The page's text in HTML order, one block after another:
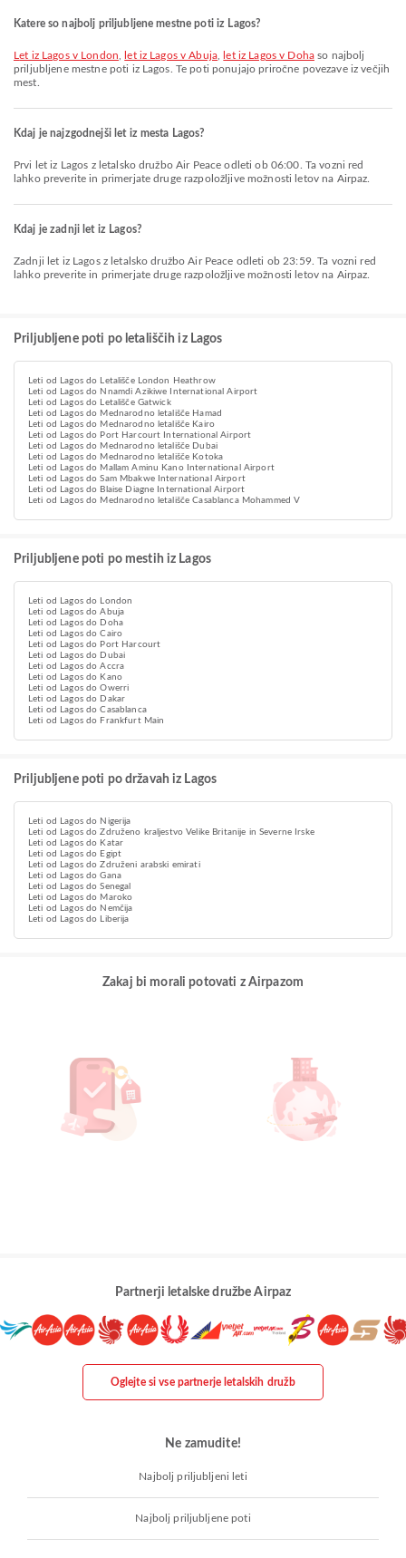
Katere so najbolj priljubljene mestne poti iz Lagos?
let iz Lagos v London let iz Lagos v Abuja let iz Lagos v Doha so najbolj
priljubljene mestne poti iz Lagos. Te poti ponujajo priročne povezave iz večjih
mest.
Kdaj je najzgodnejši let iz mesta Lagos?
Prvi let iz Lagos z letalsko družbo Air Peace odleti ob 06:00. Ta vozni red
lahko preverite in primerjate druge razpoložljive možnosti letov na Airpaz.
Kdaj je zadnji let iz Lagos?
Zadnji let iz Lagos z letalsko družbo Air Peace odleti ob 23:59. Ta vozni red
lahko preverite in primerjate druge razpoložljive možnosti letov na Airpaz.
Priljubljene poti po letališčih iz Lagos
Leti od Lagos do Letališče London Heathrow
Leti od Lagos do Nnamdi Azikiwe International Airport
Leti od Lagos do Letališče Gatwick
Leti od Lagos do Mednarodno letališče Hamad
Leti od Lagos do Mednarodno letališče Kairo
Leti od Lagos do Port Harcourt International Airport
Leti od Lagos do Mednarodno letališče Dubai
Leti od Lagos do Mednarodno letališče Kotoka
Leti od Lagos do Mallam Aminu Kano International Airport
Leti od Lagos do Sam Mbakwe International Airport
Leti od Lagos do Blaise Diagne International Airport
Leti od Lagos do Mednarodno letališče Casablanca Mohammed V
Priljubljene poti po mestih iz Lagos
Leti od Lagos do London
Leti od Lagos do Abuja
Leti od Lagos do Doha
Leti od Lagos do Cairo
Leti od Lagos do Port Harcourt
Leti od Lagos do Dubai
Leti od Lagos do Accra
Leti od Lagos do Kano
Leti od Lagos do Owerri
Leti od Lagos do Dakar
Leti od Lagos do Casablanca
Leti od Lagos do Frankfurt Main
Priljubljene poti po državah iz Lagos
Leti od Lagos do Nigerija
Leti od Lagos do Združeno kraljestvo Velike Britanije in Severne Irske
Leti od Lagos do Katar
Leti od Lagos do Egipt
Leti od Lagos do Združeni arabski emirati
Leti od Lagos do Gana
Leti od Lagos do Senegal
Leti od Lagos do Maroko
Leti od Lagos do Nemčija
Leti od Lagos do Liberija
Zakaj bi morali potovati z Airpazom
Partnerji letalske družbe Airpaz
Oglejte si vse partnerje letalskih družb
Ne zamudite!
Najbolj priljubljeni leti
Najbolj priljubljene poti